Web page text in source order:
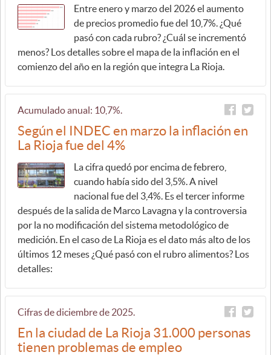
Entre enero y marzo del 2026 el aumento
de precios promedio fue del 10,7%. ¿Qué
pasó con cada rubro? ¿Cuál se incrementó
menos? Los detalles sobre el mapa de la inflación en el
comienzo del año en la región que integra La Rioja.
Acumulado anual: 10,7%.
Según el INDEC en marzo la inflación en
La Rioja fue del 4%
La cifra quedó por encima de febrero,
cuando había sido del 3,5%. A nivel
nacional fue del 3,4%. Es el tercer informe
después de la salida de Marco Lavagna y la controversia
por la no modificación del sistema metodológico de
medición. En el caso de La Rioja es el dato más alto de los
últimos 12 meses ¿Qué pasó con el rubro alimentos? Los
detalles:
Cifras de diciembre de 2025.
En la ciudad de La Rioja 31.000 personas
tienen problemas de empleo